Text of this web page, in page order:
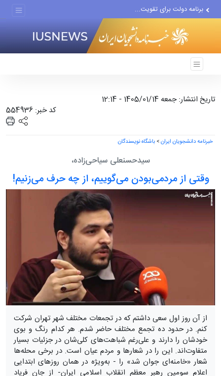
برنامه دولت برای تقویت...
دور جدید مذاکرات با اسرائیل...
تاریخ انتشار: جمعه 1405/01/14 - 12:14
کد خبر: 554936
خبرنامه دانشجویان ایران> باشگاه نویسندگان
سیدحسنعلی سیاحی‌زاده،
وقتی از مردمی‌بودن می‌گوییم، از چه حرف می‌زنیم!
از آن روز اول سعی داشتم که در تجمعات مختلف شهر تهران شرکت
کنم. در حدود ده تجمع مختلف حاضر شدم. هر کدام رنگ و بوی
خودشان را دارند و علی‌رغم شباهت‌های کلی‌شان در جزئیات بسیار
متفاوت‌اند. این را در شعارها و مردم عیان است. در برخی محله‌ها
شعار «خامنه‌ای جوان شد» را - به‌ویژه در همان روزهای ابتدایی
اعلام سومین رهبر معظم انقلاب اسلامی ایران- از جان فریاد